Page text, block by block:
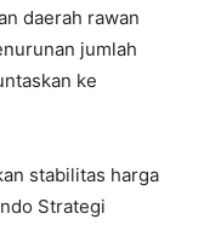
daerah rawan
jumlah
ke
stabilitas harga
Strategi